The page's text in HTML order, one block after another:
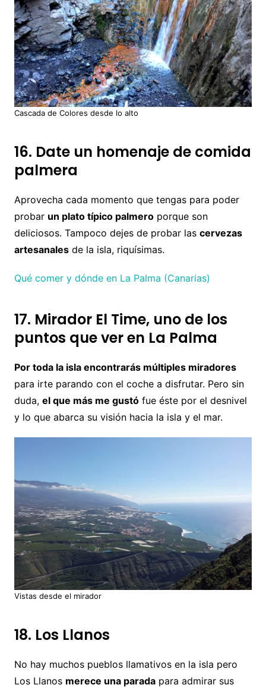
Cascada de Colores desde lo alto
16. Date un homenaje de comida
palmera
Aprovecha cada momento que tengas para poder
probar un plato típico palmeroporque son
deliciosos. Tampoco dejes de probar las cervezas
artesanalesde la isla, riquísimas.
Qué comer y dónde en La Palma (Canarias)
17. Mirador El Time, uno de los
puntos que ver en La Palma
Por toda la isla encontrarás múltiples miradores
para irte parando con el coche a disfrutar. Pero sin
duda, el que más me gustófue éste por el desnivel
y lo que abarca su visión hacia la isla y el mar.
Vistas desde el mirador
18. Los Llanos
No hay muchos pueblos llamativos en la isla pero
Los Llanos merece una paradapara admirar sus